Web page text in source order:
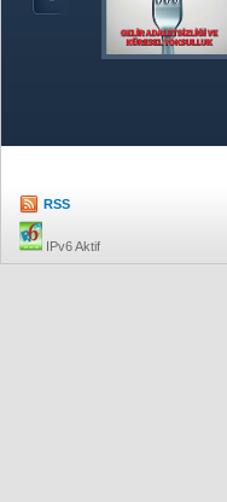
RSS
IPv6 Aktif